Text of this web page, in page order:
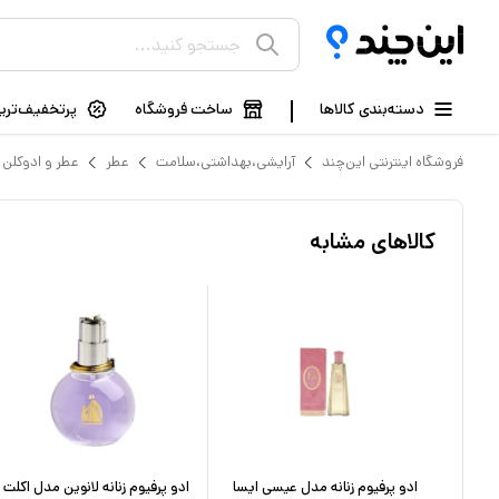
دسته‌بندی کالاها ساخت فروشگاه
فروشگاه اینترنتی این‌چند آرایشی،بهداشتی،سلامت عطر عطر و ادوکلن
کالاهای مشابه
ادو پرفیوم زنانه مدل عیسی ایسا
ادو پرفیوم زنانه لانوین مدل اکلت